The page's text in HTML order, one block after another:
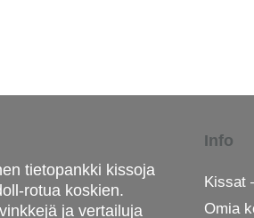
tietopankki kissoja
rotua koskien.
ja vertailuja
Info
Kissat
Omia